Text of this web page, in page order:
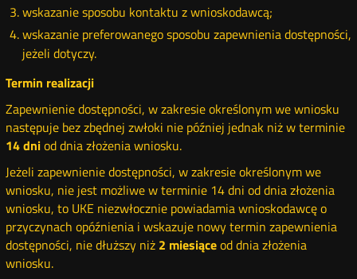
wskazanie sposobu kontaktu z wnioskodawcą;
wskazanie preferowanego sposobu zapewnienia dostępności,
jeżeli dotyczy.
Termin realizacji
Zapewnienie dostępności, w zakresie określonym we wniosku
następuje bez zbędnej zwłoki nie później jednak niż w terminie
14 dniod dnia złożenia wniosku.
Jeżeli zapewnienie dostępności, w zakresie określonym we
wniosku, nie jest możliwe w terminie 14 dni od dnia złożenia
wniosku, to UKE niezwłocznie powiadamia wnioskodawcę o
przyczynach opóźnienia i wskazuje nowy termin zapewnienia
dostępności, nie dłuższy niż 2 miesiąceod dnia złożenia
wniosku.